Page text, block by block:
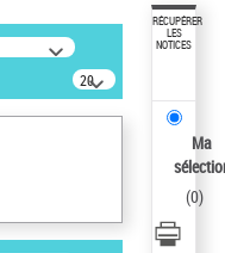
20
résultats/page
RÉCUPÉRER
LES
NOTICES
Ma
(0)